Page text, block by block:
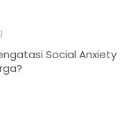
Social Anxiety